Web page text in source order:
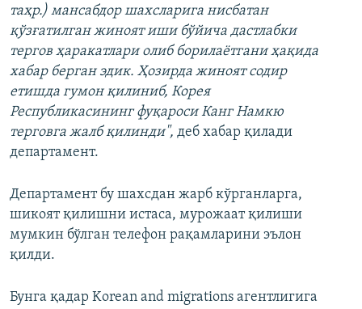
таҳр.) мансабдор шахсларига нисбатан
қўзғатилган жиноят иши бўйича дастлабки
тергов ҳаракатлари олиб борилаётгани ҳақида
хабар берган эдик. Ҳозирда жиноят содир
етишда гумон қилиниб, Корея
Республикасининг фуқароси Канг Намкю
терговга жалб қилинди", деб хабар қилади
департамент.
Департамент бу шахсдан жарб кўрганларга,
шикоят қилишни истаса, мурожаат қилиши
мумкин бўлган телефон рақамларини эълон
қилди.
Бунга қадар Korean and migrations агентлигига